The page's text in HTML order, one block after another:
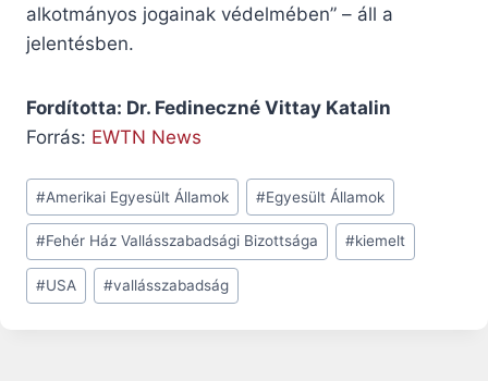
alkotmányos jogainak védelmében” – áll a
jelentésben.
Fordította: Dr. Fedineczné Vittay Katalin
Forrás: EWTN News
Post
Tags:
#Amerikai Egyesült Államok #Egyesült Államok
#Fehér Ház Vallásszabadsági Bizottsága #kiemelt
#USA #vallásszabadság